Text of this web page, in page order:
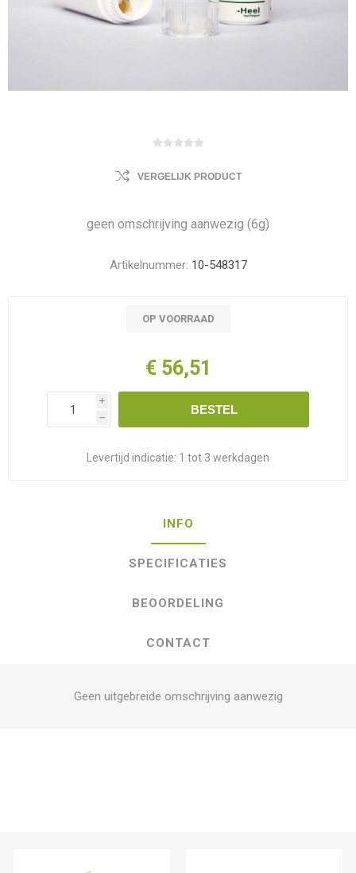
VERGELIJK PRODUCT
geen omschrijving aanwezig (6g)
Artikelnummer: 10-548317
OP VOORRAAD
€ 56,51
i
h
BESTEL
Levertijd indicatie: 1 tot 3 werkdagen
INFO
SPECIFICATIES
BEOORDELING
CONTACT
Geen uitgebreide omschrijving aanwezig